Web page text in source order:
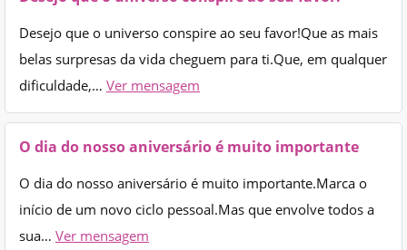
Desejo que o universo conspire ao seu favor!Que as mais
belas surpresas da vida cheguem para ti.Que, em qualquer
dificuldade,… Ver mensagem
O dia do nosso aniversário é muito importante
O dia do nosso aniversário é muito importante.Marca o
início de um novo ciclo pessoal.Mas que envolve todos a
sua… Ver mensagem